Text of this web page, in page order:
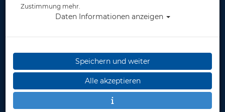
Dry Bags
Zustimmung mehr.
Daten Informationen anzeigen
Speichern und weiter
Alle akzeptieren